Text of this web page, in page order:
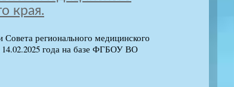
края.
регионального медицинского
14.02.2025 года на базе ФГБОУ ВО